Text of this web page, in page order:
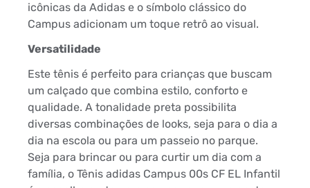
icônicas da Adidas e o símbolo clássico do
Campus adicionam um toque retrô ao visual.
Versatilidade
Este tênis é perfeito para crianças que buscam
um calçado que combina estilo, conforto e
qualidade. A tonalidade preta possibilita
diversas combinações de looks, seja para o dia a
dia na escola ou para um passeio no parque.
Seja para brincar ou para curtir um dia com a
família, o Tênis adidas Campus 00s CF EL Infantil